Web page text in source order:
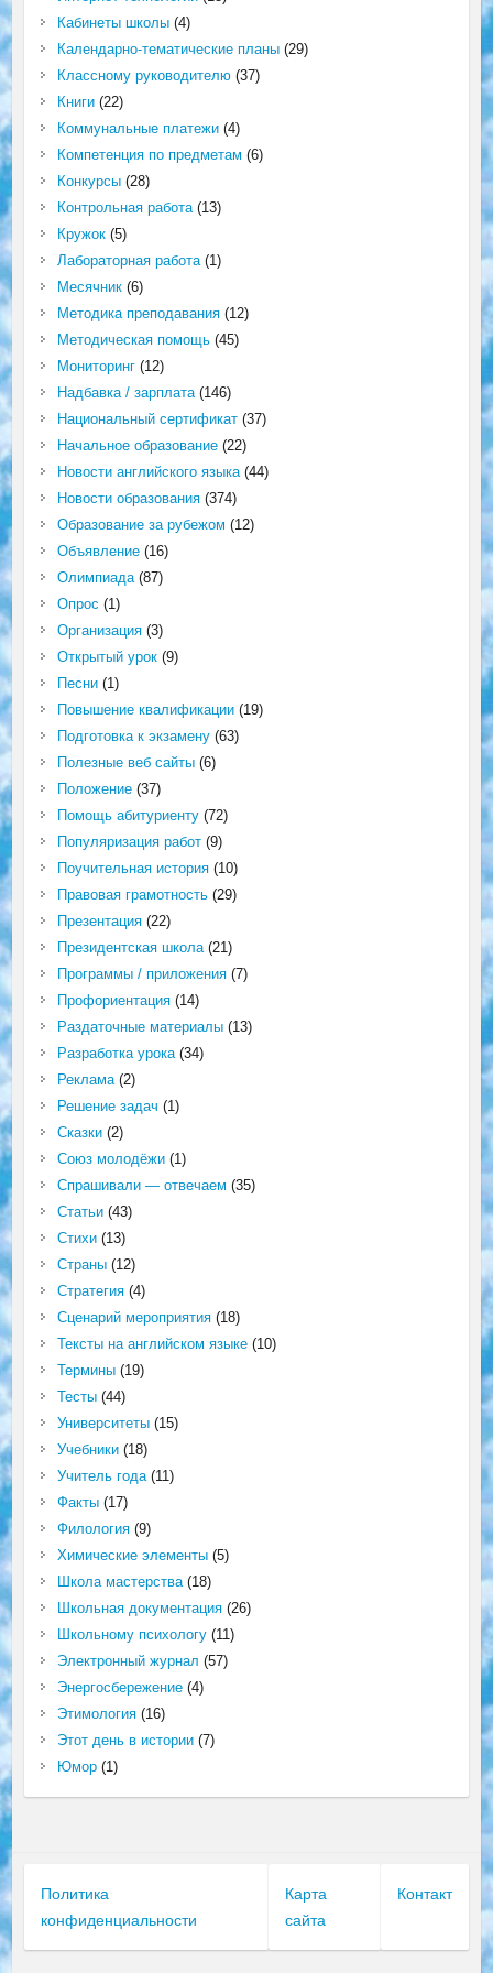
Кабинеты школы(4)
Календарно-тематические планы(29)
Классному руководителю(37)
Книги(22)
Коммунальные платежи(4)
Компетенция по предметам (6)
Конкурсы(28)
Контрольная работа(13)
Кружок(5)
Лабораторная работа(1)
Месячник(6)
Методика преподавания(12)
Методическая помощь(45)
Мониторинг(12)
Надбавка / зарплата(146)
Национальный сертификат(37)
Начальное образование(22)
Новости английского языка(44)
Новости образования(374)
Образование за рубежом (12)
Объявление(16)
Олимпиада(87)
Опрос (1)
Организация(3)
Открытый урок(9)
Песни(1)
Повышение квалификации(19)
Подготовка к экзамену(63)
Полезные веб сайты(6)
Положение(37)
Помощь абитуриенту(72)
Популяризация работ(9)
Поучительная история(10)
Правовая грамотность(29)
Презентация(22)
Президентская школа(21)
Программы / приложения(7)
Профориентация(14)
Раздаточные материалы(13)
Разработка урока(34)
Реклама(2)
Решение задач (1)
Сказки(2)
Союз молодёжи(1)
Спрашивали — отвечаем (35)
Статьи(43)
Стихи(13)
Страны(12)
Стратегия(4)
Сценарий мероприятия(18)
Тексты на английском языке(10)
Термины(19)
Тесты(44)
Университеты(15)
Учебники(18)
Учитель года(11)
Факты(17)
Филология(9)
Химические элементы(5)
Школа мастерства(18)
Школьная документация(26)
Школьному психологу(11)
Электронный журнал (57)
Энергосбережение(4)
Этимология(16)
Этот день в истории(7)
Юмор(1)
Политика
конфиденциальности
Карта
сайта
Контакт